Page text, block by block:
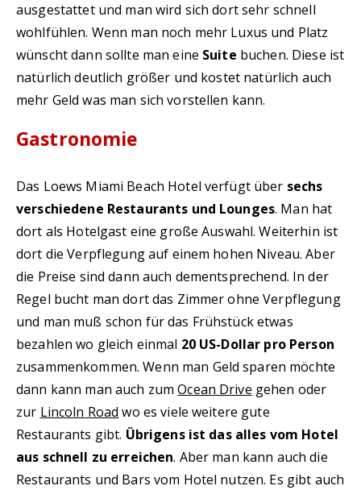
ausgestattet und man wird sich dort sehr schnell
wohlfühlen. Wenn man noch mehr Luxus und Platz
wünscht dann sollte man eine Suite buchen. Diese ist
natürlich deutlich größer und kostet natürlich auch
mehr Geld was man sich vorstellen kann.
Gastronomie
Das Loews Miami Beach Hotel verfügt über sechs
verschiedene Restaurants und Lounges. Man hat
dort als Hotelgast eine große Auswahl. Weiterhin ist
dort die Verpflegung auf einem hohen Niveau. Aber
die Preise sind dann auch dementsprechend. In der
Regel bucht man dort das Zimmer ohne Verpflegung
und man muß schon für das Frühstück etwas
bezahlen wo gleich einmal 20 US-Dollar pro Person
zusammenkommen. Wenn man Geld sparen möchte
dann kann man auch zumOcean Drive gehen oder
zur Lincoln Road wo es viele weitere gute
Restaurants gibt. Übrigens ist das alles vom Hotel
aus schnell zu erreichen. Aber man kann auch die
Restaurants und Bars vom Hotel nutzen. Es gibt auch